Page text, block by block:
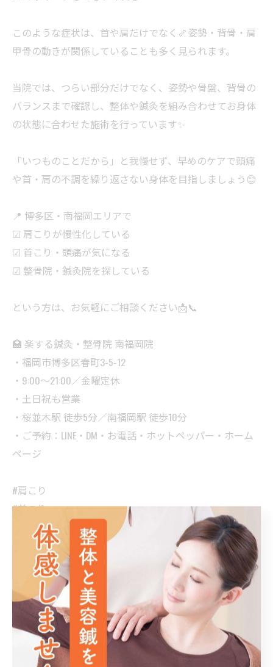
このような症状は、首や肩だけでなく🦴姿勢・背骨・肩
甲骨の動きが関係していることも多く見られます。
当院では、つらい部分だけでなく、姿勢や骨盤、背骨の
バランスまで確認し、整体や鍼灸を組み合わせてお身体
の状態に合わせた施術を行っています✨
「いつものことだから」と我慢せず、早めのケアで頭痛
や首・肩の不調を繰り返さない身体を目指しましょう😊
📍 博多区・南福岡エリアで
☑ 肩こりが慢性化している
☑ 首こり・頭痛が気になる
☑ 整骨院・鍼灸院を探している
という方は、お気軽にご相談ください📩📞
🏥 楽する鍼灸・整骨院 南福岡院
・福岡市博多区春町3-5-12
・9:00〜21:00／金曜定休
・土日祝も営業
・桜並木駅 徒歩5分／南福岡駅 徒歩10分
・ご予約：LINE・DM・お電話・ホットペッパー・ホーム
ページ
#肩こり
#首こり
#頭痛
#博多区整骨院
#南福岡整骨院
< 前のページ 一覧に戻る 次のページ >